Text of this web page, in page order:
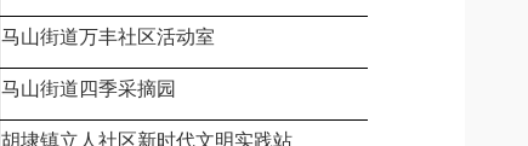
马山街道万丰社区活动室
马山街道四季采摘园
胡埭镇立人社区新时代文明实践站